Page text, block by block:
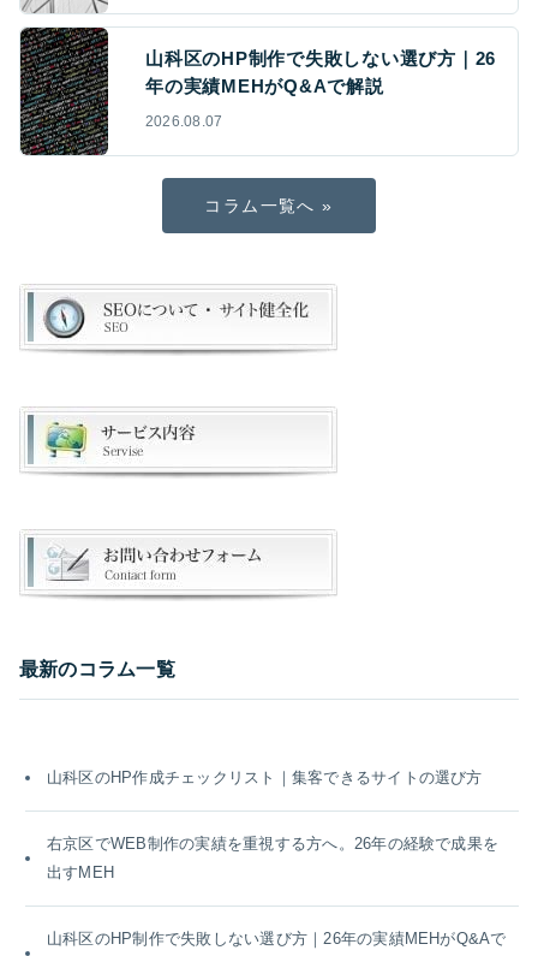
山科区のHP制作で失敗しない選び方｜26
年の実績MEHがQ&Aで解説
2026.08.07
コラム一覧へ »
最新のコラム一覧
山科区のHP作成チェックリスト｜集客できるサイトの選び方
右京区でWEB制作の実績を重視する方へ。26年の経験で成果を
出すMEH
山科区のHP制作で失敗しない選び方｜26年の実績MEHがQ&Aで